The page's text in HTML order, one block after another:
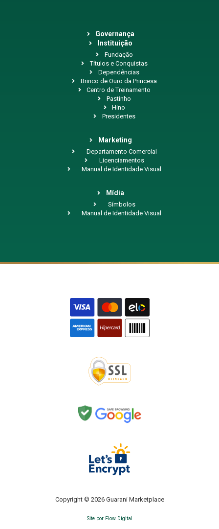
Governança
Instituição
Fundação
Títulos e Conquistas
Dependências
Brinco de Ouro da Princesa
Centro de Treinamento
Pastinho
Hino
Presidentes
Marketing
Departamento Comercial
Licenciamentos
Manual de Identidade Visual
Mídia
Símbolos
Manual de Identidade Visual
Copyright © 2026 Guarani Marketplace
Site por Flow Digital